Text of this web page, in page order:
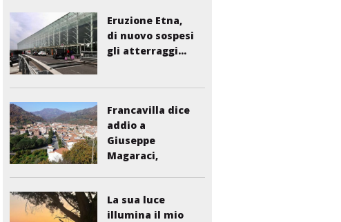
Eruzione Etna,
di nuovo sospesi
gli atterraggi...
Francavilla dice
addio a
Giuseppe
Magaraci,
La sua luce
illumina il mio